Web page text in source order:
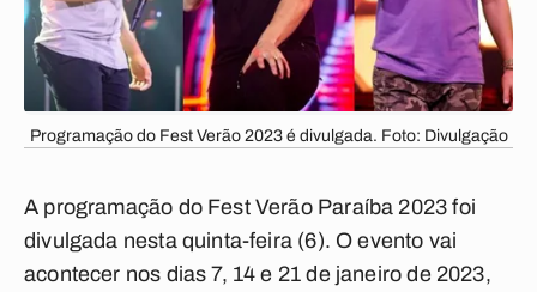
Programação do Fest Verão 2023 é divulgada. Foto: Divulgação
A programação do Fest Verão Paraíba 2023 foi
divulgada nesta quinta-feira (6). O evento vai
acontecer nos dias 7, 14 e 21 de janeiro de 2023,